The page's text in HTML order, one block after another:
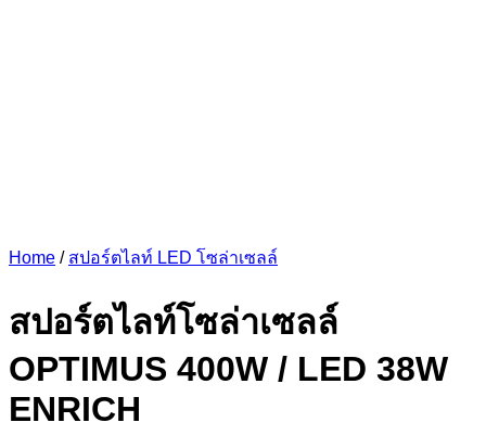
Home / สปอร์ตไลท์ LED โซล่าเซลล์
สปอร์ตไลท์โซล่าเซลล์
OPTIMUS 400W / LED 38W
ENRICH